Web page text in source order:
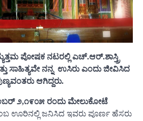
ಪೋಷಕ ನಟರಲ್ಲಿ ಎಚ್.ಆರ್.ಶಾಸ್ತ್ರಿ
ಸಾಹಿತ್ಯವೇ ನನ್ನ ಉಸಿರು ಎಂದು ಜೀವಿಸಿದ
ಆಗಿದ್ದರು.
೨,೧೯೦೫ ರಂದು ಮೇಲುಕೋಟೆ
ಊರಿನಲ್ಲಿ ಜನಿಸಿದ ಇವರು ಪೂರ್ಣ ಹೆಸರು